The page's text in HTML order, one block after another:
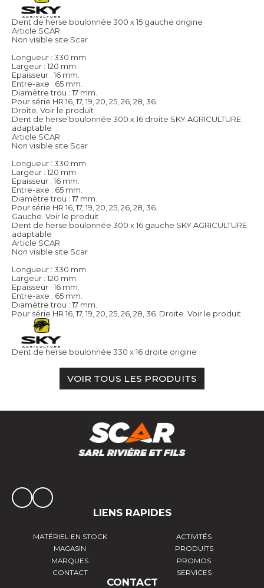
Dent de herse boulonnée 300 x 15 gauche origine
Article SCAR
Non visible site Scar
Longueur : 330 mm.
Largeur : 120 mm.
Epaisseur : 16 mm.
Entre-axe : 65 mm.
Diamètre trou : 17 mm.
Pour série HR 16, 17, 19, 20, 25, 26, 28, 36.
Droite. Voir le produit
Dent de herse boulonnée 300 x 16 droite SKY AGRICULTURE
adaptable
Article SCAR
Non visible site Scar
Longueur : 330 mm.
Largeur : 120 mm.
Epaisseur : 16 mm.
Entre-axe : 65 mm.
Diamètre trou : 17 mm.
Pour série HR 16, 17, 19, 20, 25, 26, 28, 36.
Gauche. Voir le produit
Dent de herse boulonnée 300 x 16 gauche SKY AGRICULTURE
adaptable
Article SCAR
Non visible site Scar
Longueur : 330 mm.
Largeur : 120 mm.
Epaisseur : 16 mm.
Entre-axe : 65 mm.
Diamètre trou : 17 mm.
Pour série HR 16, 17, 19, 20, 25, 26, 28, 36. Droite. Voir le produit
Dent de herse boulonnée 330 x 16 droite origine
VOIR TOUS LES PRODUITS
LIENS RAPIDES
MATÉRIEL EN STOCK
ACTIVITÉS
MAGASIN
PRODUITS
MARQUES
PROMOS
CONTACT
SERVICES
CONTACT